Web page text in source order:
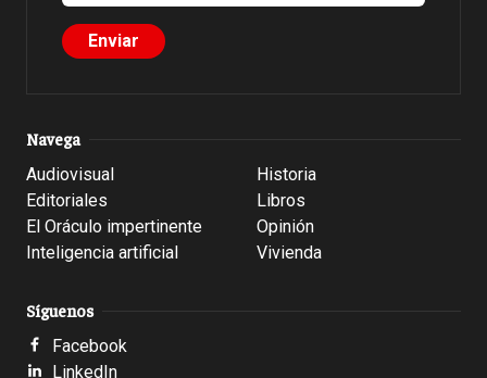
Navega
Audiovisual
Editoriales
El Oráculo impertinente
Inteligencia artificial
Historia
Libros
Opinión
Vivienda
Síguenos
Facebook
LinkedIn